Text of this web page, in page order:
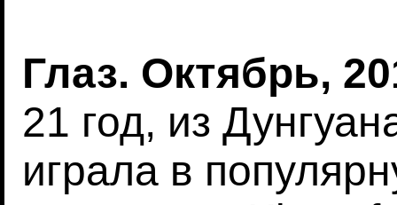
Глаз. Октябрь,
21 год, из
играла в